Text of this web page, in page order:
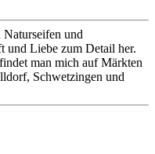
und
und Liebe zum Detail her.
man mich auf Märkten
Schwetzingen und